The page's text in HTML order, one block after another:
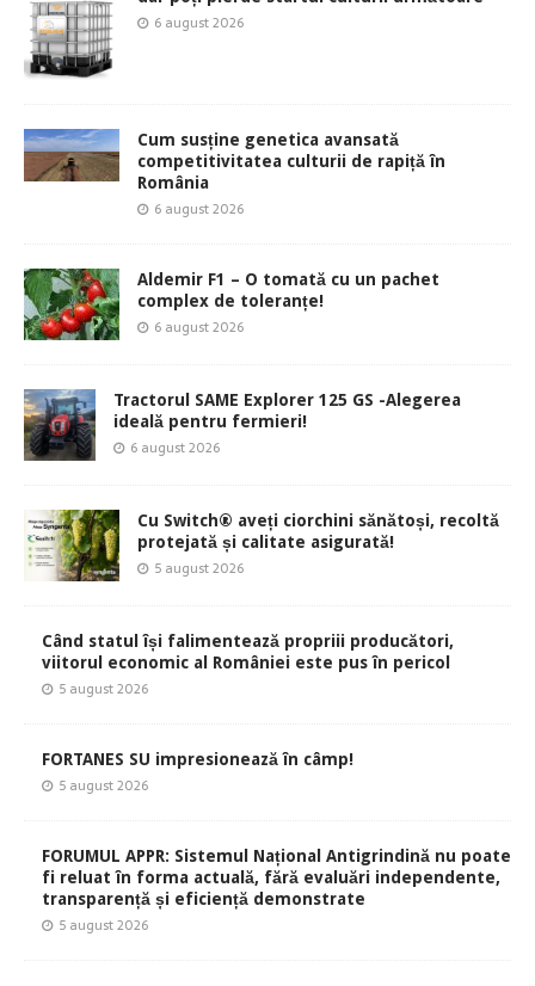
6 august 2026
Cum susține genetica avansată
competitivitatea culturii de rapiță în
România
6 august 2026
Aldemir F1 – O tomată cu un pachet
complex de toleranțe!
6 august 2026
Tractorul SAME Explorer 125 GS -Alegerea
ideală pentru fermieri!
6 august 2026
Cu Switch® aveți ciorchini sănătoși, recoltă
protejată și calitate asigurată!
5 august 2026
Când statul își falimentează propriii producători,
viitorul economic al României este pus în pericol
5 august 2026
FORTANES SU impresionează în câmp!
5 august 2026
FORUMUL APPR: Sistemul Național Antigrindină nu poate
fi reluat în forma actuală, fără evaluări independente,
transparență și eficiență demonstrate
5 august 2026